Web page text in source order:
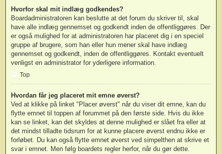
Hvorfor skal mit indlæg godkendes?
Boardadministratoren kan beslutte at det forum du skriver til, skal
have alle indlæg gennemset og godkendt inden de offentliggøres. Der
er også mulighed for at administratoren har placeret dig i en speciel
gruppe af brugere, som han eller hun mener skal have indlæg
gennemset og godkendt, inden de offentliggøres. Kontakt eventuelt
venligst en administrator for yderligere information.
Top
Hvordan får jeg placeret mit emne øverst?
Ved at klikke på linket "Placer øverst" når du viser dit emne, kan du
flytte emnet til toppen af forummet på den første side. Hvis du ikke
kan se linket, kan det skyldes at denne mulighed er slået fra eller at
det mindst tilladte tidsrum for at kunne placere øverst endnu ikke er
forløbet. Du kan også flytte emnet øverst ved simpelthen at skrive et
svar i emnet. Men følg boardets regler herfor, når du gør dette.